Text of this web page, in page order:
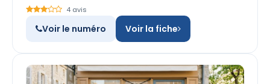
4 avis
Voir le numéro Voir la fiche